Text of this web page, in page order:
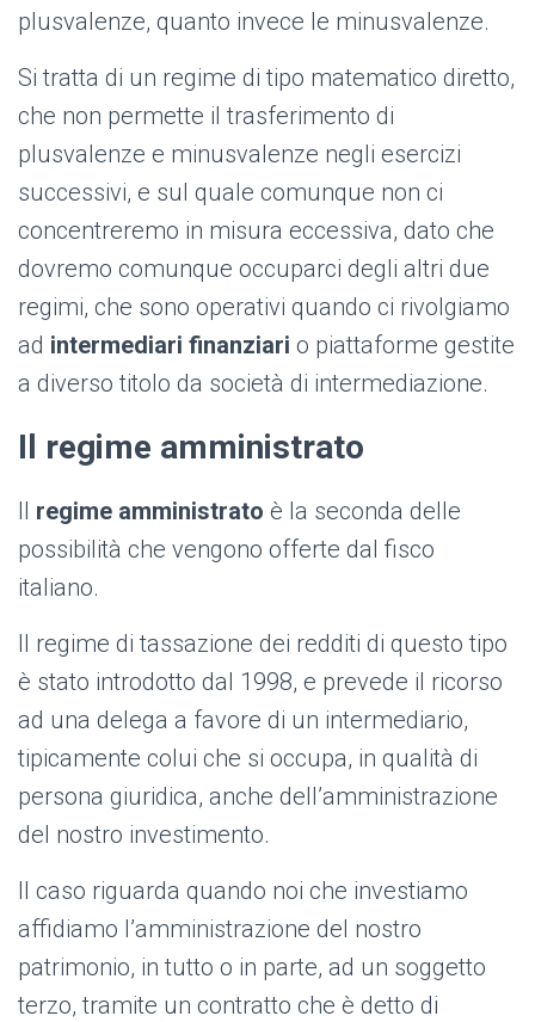
plusvalenze, quanto invece le minusvalenze.
Si tratta di un regime di tipo matematico diretto,
che non permette il trasferimento di
plusvalenze e minusvalenze negli esercizi
successivi, e sul quale comunque non ci
concentreremo in misura eccessiva, dato che
dovremo comunque occuparci degli altri due
regimi, che sono operativi quando ci rivolgiamo
ad intermediari finanziari o piattaforme gestite
a diverso titolo da società di intermediazione.
Il regime amministrato
Il regime amministrato è la seconda delle
possibilità che vengono offerte dal fisco
italiano.
Il regime di tassazione dei redditi di questo tipo
è stato introdotto dal 1998, e prevede il ricorso
ad una delega a favore di un intermediario,
tipicamente colui che si occupa, in qualità di
persona giuridica, anche dell’amministrazione
del nostro investimento.
Il caso riguarda quando noi che investiamo
affidiamo l’amministrazione del nostro
patrimonio, in tutto o in parte, ad un soggetto
terzo, tramite un contratto che è detto di